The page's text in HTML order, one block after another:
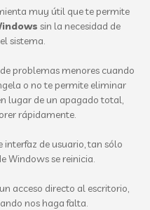
muy útil que te permite
sin la necesidad de
sistema.
problemas menores cuando
o no te permite eliminar
lugar de un apagado total,
rápidamente.
de usuario, tan sólo
Windows se reinicia.
acceso directo al escritorio,
nos haga falta.